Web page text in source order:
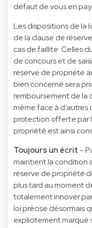
défaut de vous en
Les dispositions de la
de la clause de
cas de faillite. Celles
de concours et de
réserve de propriété
bien concerné sera
remboursement de la
même face à d’autres
protection offerte par
propriété est ainsi
Toujours un écrit –
maintient la condition
réserve de propriété
plus tard au moment
totalement innover
loi précise désormais
explicitement marqué